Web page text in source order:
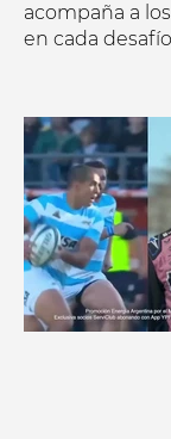
acompaña a
en cada